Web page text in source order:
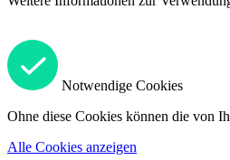
Notwendige Cookies
Ohne diese Cookies können die von
Alle Cookies anzeigen